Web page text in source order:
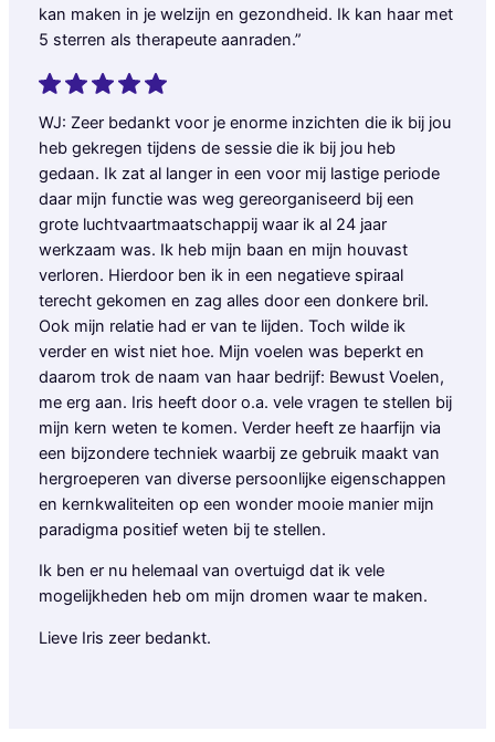
kan maken in je welzijn en gezondheid. Ik kan haar met
5 sterren als therapeute aanraden.”
WJ: Zeer bedankt voor je enorme inzichten die ik bij jou
heb gekregen tijdens de sessie die ik bij jou heb
gedaan. Ik zat al langer in een voor mij lastige periode
daar mijn functie was weg gereorganiseerd bij een
grote luchtvaartmaatschappij waar ik al 24 jaar
werkzaam was. Ik heb mijn baan en mijn houvast
verloren. Hierdoor ben ik in een negatieve spiraal
terecht gekomen en zag alles door een donkere bril.
Ook mijn relatie had er van te lijden. Toch wilde ik
verder en wist niet hoe. Mijn voelen was beperkt en
daarom trok de naam van haar bedrijf: Bewust Voelen,
me erg aan. Iris heeft door o.a. vele vragen te stellen bij
mijn kern weten te komen. Verder heeft ze haarfijn via
een bijzondere techniek waarbij ze gebruik maakt van
hergroeperen van diverse persoonlijke eigenschappen
en kernkwaliteiten op een wonder mooie manier mijn
paradigma positief weten bij te stellen.
Ik ben er nu helemaal van overtuigd dat ik vele
mogelijkheden heb om mijn dromen waar te maken.
Lieve Iris zeer bedankt.